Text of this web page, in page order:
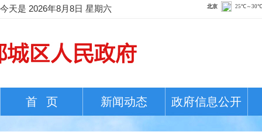
今天是 2026年8月8日 星期六
首 页 新闻动态 政府信息公开